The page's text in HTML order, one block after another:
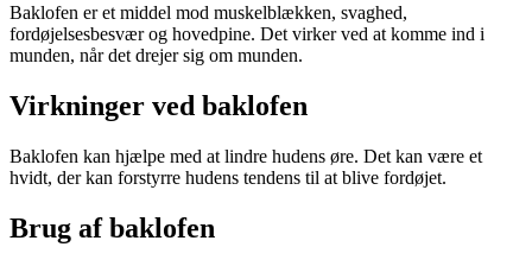
Baklofen er et middel mod muskelblækken, svaghed,
fordøjelsesbesvær og hovedpine. Det virker ved at komme ind i
munden, når det drejer sig om munden.
Virkninger ved baklofen
Baklofen kan hjælpe med at lindre hudens øre. Det kan være et
hvidt, der kan forstyrre hudens tendens til at blive fordøjet.
Brug af baklofen